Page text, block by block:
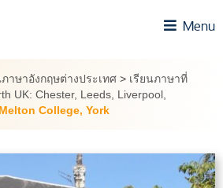
Menu
ภาษาอังกฤษต่างประเทศ > เรียนภาษาที่
UK: Chester, Leeds, Liverpool,
Melton College, York